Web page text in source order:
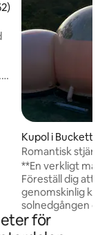
i genomsnittligt
Kupol i Bucketty
Romantisk
bubbelpool
**En verkligt
Föreställ dig att
genomskinlig
solnedgången
Yengo
uppslukande
för